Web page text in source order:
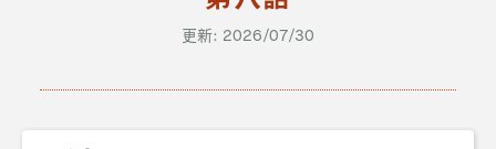
更新: 2026/07/30